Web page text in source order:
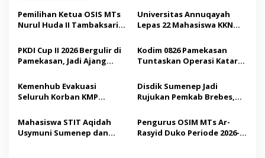
s
i
p
o
s
Pemilihan Ketua OSIS MTs
Nurul Huda II Tambaksari
Demokrasi bagi Siswa
Universitas Annuqayah
Lepas 22 Mahasiswa KKN
Saudi
PKDI Cup II 2026 Bergulir di
Pamekasan, Jadi Ajang
Madura
Kodim 0826 Pamekasan
Tuntaskan Operasi Katarak
Tindakan Medis
Kemenhub Evakuasi
Seluruh Korban KMP
Operator Diaudit
Disdik Sumenep Jadi
Rujukan Pemkab Brebes,
Pendidikan Berbasis
Budaya
Mahasiswa STIT Aqidah
Usymuni Sumenep dan
Pengurus OSIM MTs Ar-
Rasyid Duko Periode 2026-